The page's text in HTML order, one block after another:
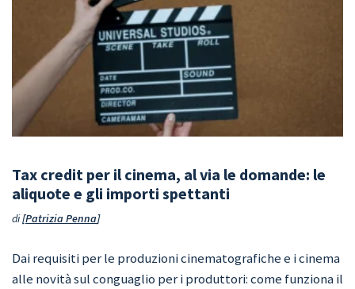
Tax credit per il cinema, al via le domande: le
aliquote e gli importi spettanti
di Patrizia Penna
Dai requisiti per le produzioni cinematografiche e i cinema
alle novità sul conguaglio per i produttori: come funziona il